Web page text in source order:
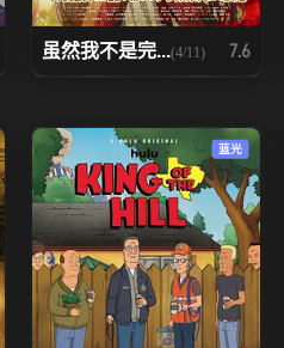
虽然我不是完...(4/11) 7.6
蓝光